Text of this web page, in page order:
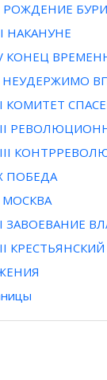
РОЖДЕНИЕ БУРИ
НАКАНУНЕ
КОНЕЦ
НЕУДЕРЖИМО
КОМИТЕТ
ПОБЕДА
МОСКВА
ЗАВОЕВАНИЕ